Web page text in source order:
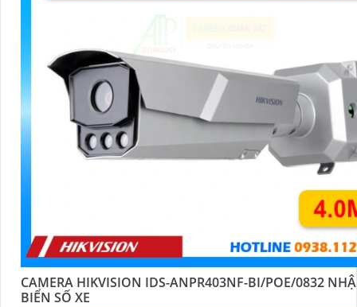
CAMERA HIKVISION IDS-ANPR403NF-BI/POE/0832
BIỂN SỐ XE